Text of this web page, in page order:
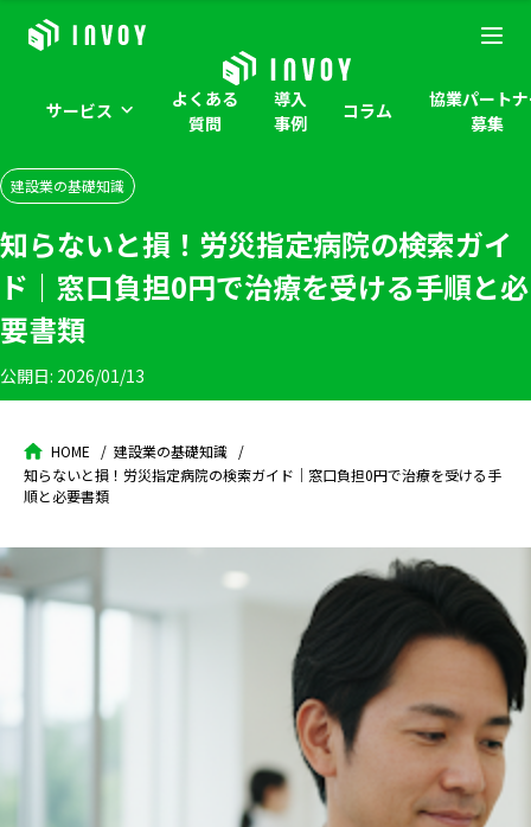
サービス
よくある
質問
導入
事例
コラム
協業パート
募集
建設業の基礎知識
知らないと損！労災指定病院の検索ガイ
ド｜窓口負担0円で治療を受ける手順と必
要書類
公開日: 2026/01/13
HOME
建設業の基礎知識
知らないと損！労災指定病院の検索ガイド｜窓口負担0円で治療を受ける手
順と必要書類